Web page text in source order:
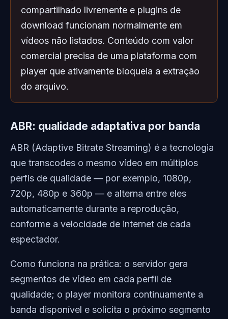
compartilhado livremente e plugins de
download funcionam normalmente em
vídeos não listados. Conteúdo com valor
comercial precisa de uma plataforma com
player que ativamente bloqueia a extração
do arquivo.
ABR: qualidade adaptativa por banda
ABR (Adaptive Bitrate Streaming) é a tecnologia
que transcodes o mesmo vídeo em múltiplos
perfis de qualidade — por exemplo, 1080p,
720p, 480p e 360p — e alterna entre eles
automaticamente durante a reprodução,
conforme a velocidade de internet de cada
espectador.
Como funciona na prática: o servidor gera
segmentos de vídeo em cada perfil de
qualidade; o player monitora continuamente a
banda disponível e solicita o próximo segmento